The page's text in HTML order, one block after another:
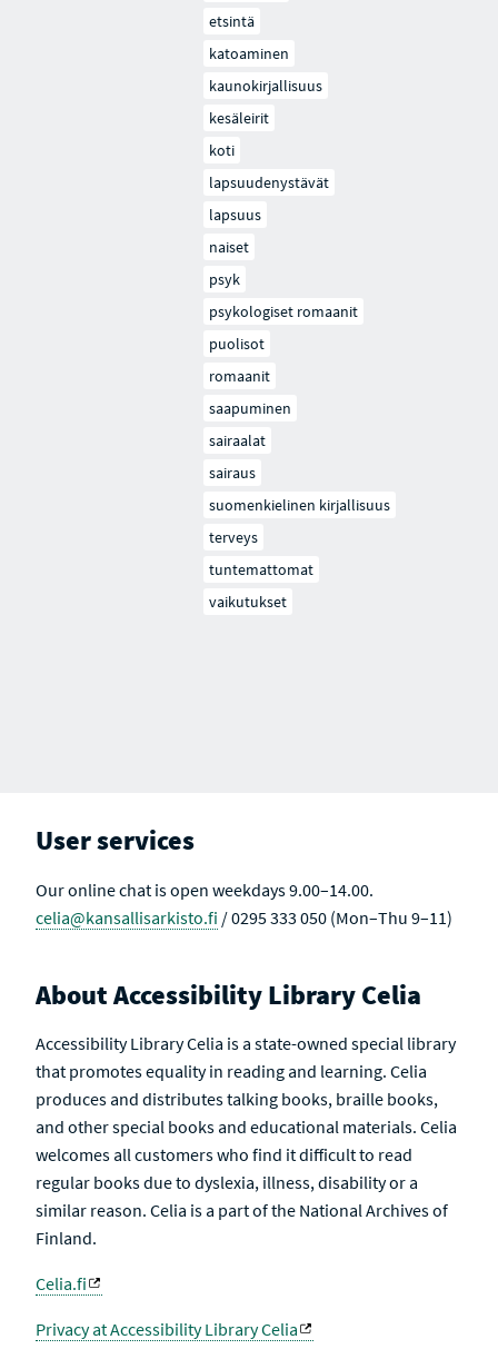
etsintä
katoaminen
kaunokirjallisuus
kesäleirit
koti
lapsuudenystävät
lapsuus
naiset
psyk
psykologiset romaanit
puolisot
romaanit
saapuminen
sairaalat
sairaus
suomenkielinen kirjallisuus
terveys
tuntemattomat
vaikutukset
User services
Our online chat is open weekdays 9.00–14.00.
celia@kansallisarkisto.fi / 0295 333 050 (Mon–Thu 9–11)
About Accessibility Library Celia
Accessibility Library Celia is a state-owned special library
that promotes equality in reading and learning. Celia
produces and distributes talking books, braille books,
and other special books and educational materials. Celia
welcomes all customers who find it difficult to read
regular books due to dyslexia, illness, disability or a
similar reason. Celia is a part of the National Archives of
Finland.
Celia.fi
Privacy at Accessibility Library Celia